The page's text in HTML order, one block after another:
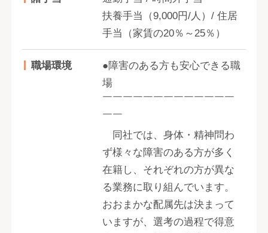
扶養手当（9,000円/人）/ 住居
手当（家賃の20％～25％）
職場環境
●障害のある方も安心できる職
場
￣￣￣￣￣￣￣￣￣￣￣￣￣
￣￣
同社では、身体・精神問わ
ず様々な障害のある方が多く
在籍し、それぞれの方が異な
る業務に取り組んでいます。
おおまかな配属先は決まって
いますが、選考の過程で得意